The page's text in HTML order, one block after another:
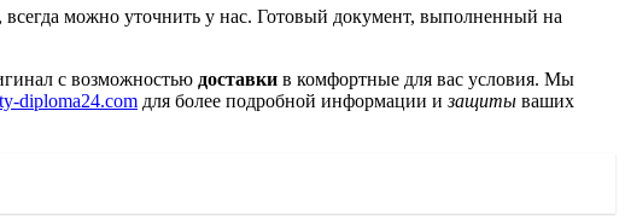
, всегда можно уточнить у нас. Готовый документ, выполненный на
с возможностью доставки в комфортные для вас условия. Мы
diploma24.com для более подробной информации изащиты ваших